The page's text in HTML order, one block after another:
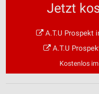
Jetzt
A.T.U Prospekt
A.T.U
Kostenlos